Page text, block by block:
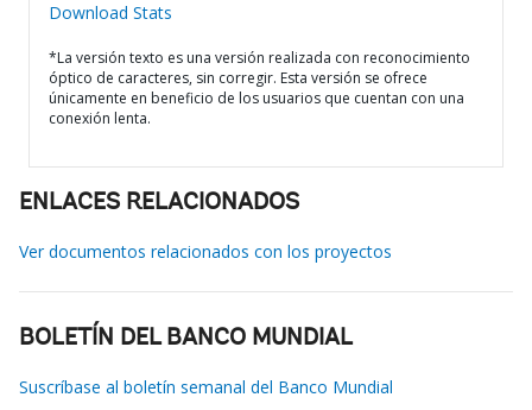
Download Stats
*La versión texto es una versión realizada con reconocimiento
óptico de caracteres, sin corregir. Esta versión se ofrece
únicamente en beneficio de los usuarios que cuentan con una
conexión lenta.
ENLACES RELACIONADOS
Ver documentos relacionados con los proyectos
BOLETÍN DEL BANCO MUNDIAL
Suscríbase al boletín semanal del Banco Mundial